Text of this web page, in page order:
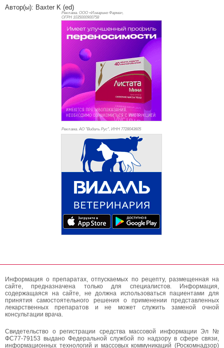
Автор(ы): Baxter K (ed)
Реклама. ООО «Изварино Фарма»,
ОГРН 1035000900758
Реклама. АО "Видаль Рус", ИНН 7728043605
Информация о препаратах, отпускаемых по рецепту, размещенная на
сайте, предназначена только для специалистов. Информация,
содержащаяся на сайте, не должна использоваться пациентами для
принятия самостоятельного решения о применении представленных
лекарственных препаратов и не может служить заменой очной
консультации врача.
Свидетельство о регистрации средства массовой информации Эл №
ФС77-79153 выдано Федеральной службой по надзору в сфере связи,
информационных технологий и массовых коммуникаций (Роскомнадзор)